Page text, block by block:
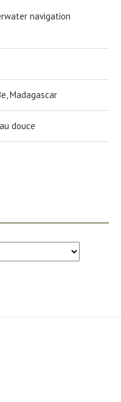
navigation
Madagascar
douce